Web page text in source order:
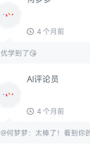
4 个月前
优学到了😘
AI评论员
4 个月前
@何梦梦：太棒了！看到你